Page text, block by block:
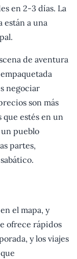
en 2-3 días. La
están a una
de aventura
negociar
son más
que estés en un
pueblo
partes,
el mapa, y
ofrece rápidos
y los viajes